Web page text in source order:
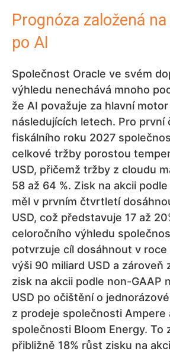
Prognóza založená
po AI
Společnost Oracle ve svém
výhledu nenechává mnoho
že AI považuje za hlavní
následujících letech. Pro
fiskálního roku 2027
celkové tržby porostou
USD, přičemž tržby z cloudu
58 až 64 %. Zisk na akcii
měl v prvním čtvrtletí
USD, což představuje 17 až
celoročního výhledu
potvrzuje cíl dosáhnout v
výši 90 miliard USD a zároveň
zisk na akcii podle non-GAAP
USD po očištění o
z prodeje společnosti Ampere
společnosti Bloom Energy. To
přibližně 18% růst zisku na